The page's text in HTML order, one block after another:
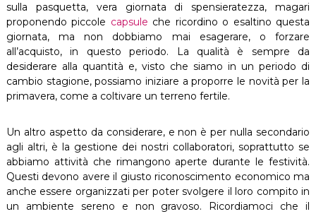
sulla pasquetta, vera giornata di spensieratezza, magari
proponendo piccole capsule che ricordino o esaltino questa
giornata, ma non dobbiamo mai esagerare, o forzare
all’acquisto, in questo periodo. La qualità è sempre da
desiderare alla quantità e, visto che siamo in un periodo di
cambio stagione, possiamo iniziare a proporre le novità per la
primavera, come a coltivare un terreno fertile.
Un altro aspetto da considerare, e non è per nulla secondario
agli altri, è la gestione dei nostri collaboratori, soprattutto se
abbiamo attività che rimangono aperte durante le festività.
Questi devono avere il giusto riconoscimento economico ma
anche essere organizzati per poter svolgere il loro compito in
un ambiente sereno e non gravoso. Ricordiamoci che il